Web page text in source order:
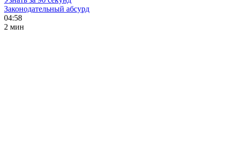
Законодательный абсурд
04:58
2 мин